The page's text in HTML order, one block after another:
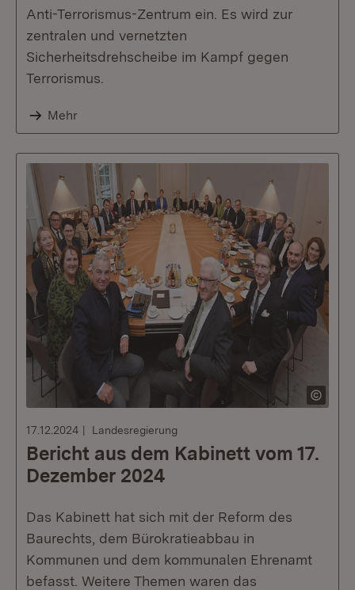
Anti-Terrorismus-Zentrum ein. Es wird zur
zentralen und vernetzten
Sicherheitsdrehscheibe im Kampf gegen
Terrorismus.
Mehr
17.12.2024 Landesregierung
Bericht aus dem Kabinett vom 17.
Dezember 2024
Das Kabinett hat sich mit der Reform des
Baurechts, dem Bürokratieabbau in
Kommunen und dem kommunalen Ehrenamt
befasst. Weitere Themen waren das